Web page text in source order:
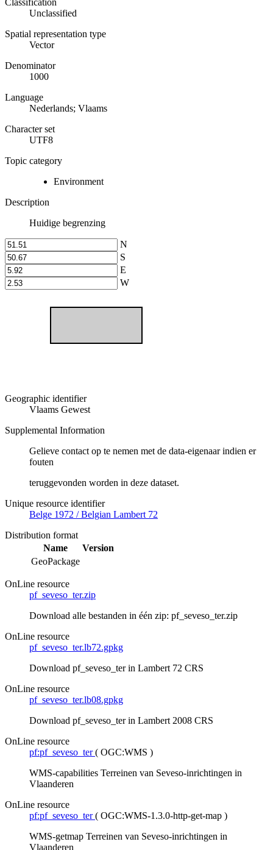
Classification
Unclassified
Spatial representation type
Vector
Denominator
1000
Language
Nederlands; Vlaams
Character set
UTF8
Topic category
Environment
Description
Huidige begrenzing
N
S
E
W
Geographic identifier
Vlaams Gewest
Supplemental Information
Gelieve contact op te nemen met de data-eigenaar indien er
fouten
teruggevonden worden in deze dataset.
Unique resource identifier
Belge 1972 / Belgian Lambert 72
Distribution format
Name
Version
GeoPackage
OnLine resource
pf_seveso_ter.zip
Download alle bestanden in één zip: pf_seveso_ter.zip
OnLine resource
pf_seveso_ter.lb72.gpkg
Download pf_seveso_ter in Lambert 72 CRS
OnLine resource
pf_seveso_ter.lb08.gpkg
Download pf_seveso_ter in Lambert 2008 CRS
OnLine resource
pf:pf_seveso_ter( OGC:WMS )
WMS-capabilities Terreinen van Seveso-inrichtingen in
Vlaanderen
OnLine resource
pf:pf_seveso_ter( OGC:WMS-1.3.0-http-get-map )
WMS-getmap Terreinen van Seveso-inrichtingen in
Vlaanderen